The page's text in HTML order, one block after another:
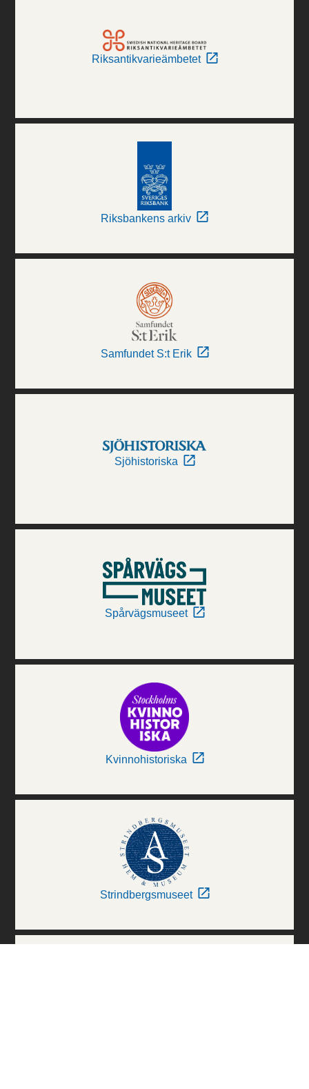
Riksantikvarieämbetet
Riksbankens arkiv
Samfundet S:t Erik
Sjöhistoriska
Spårvägsmuseet
Kvinnohistoriska
Strindbergsmuseet